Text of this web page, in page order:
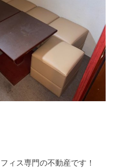
ィス専門の不動産です！